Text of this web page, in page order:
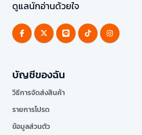
ดูแลนักอ่านด้วยใจ
บัญชีของฉัน
วิธีการจัดส่งสินค้า
รายการโปรด
ข้อมูลส่วนตัว